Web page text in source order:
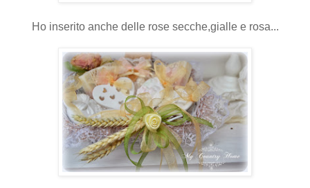
Ho inserito anche delle rose secche,gialle e rosa...